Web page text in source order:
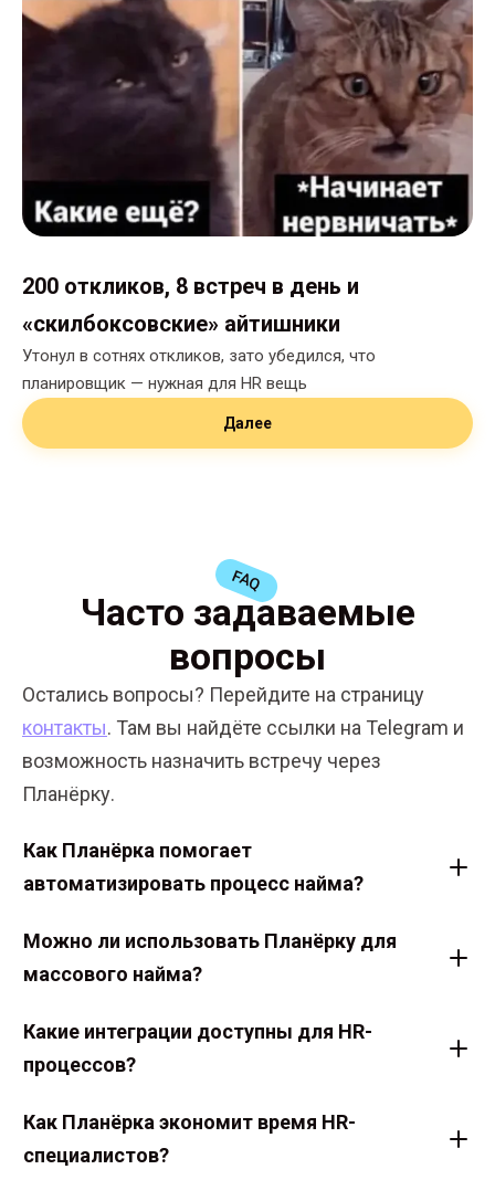
200 откликов, 8 встреч в день и
«скилбоксовские» айтишники
Утонул в сотнях откликов, зато убедился, что
планировщик — нужная для HR вещь
Далее
FAQ
Часто задаваемые
вопросы
Остались вопросы? Перейдите на страницу
контакты. Там вы найдёте ссылки на Telegram и
возможность назначить встречу через
Планёрку.
Как Планёрка помогает
автоматизировать процесс найма?
Можно ли использовать Планёрку для
массового найма?
Какие интеграции доступны для HR-
процессов?
Как Планёрка экономит время HR-
специалистов?